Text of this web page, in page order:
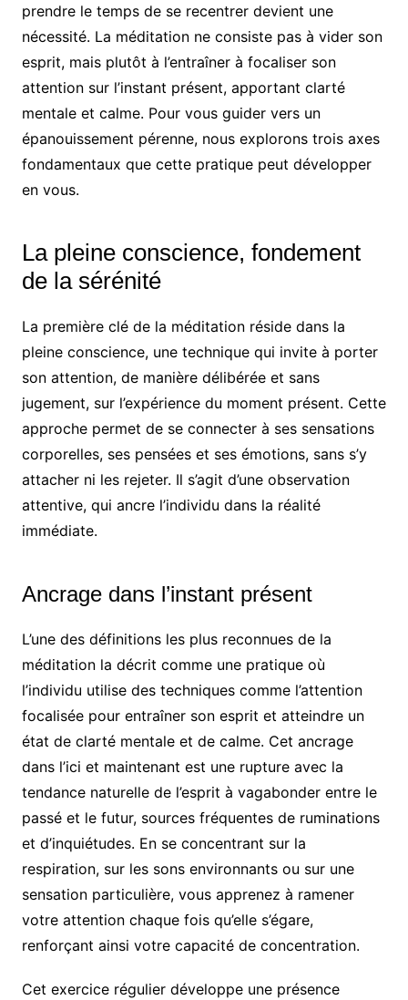
prendre le temps de se recentrer devient une
nécessité. La méditation ne consiste pas à vider son
esprit, mais plutôt à l’entraîner à focaliser son
attention sur l’instant présent, apportant clarté
mentale et calme. Pour vous guider vers un
épanouissement pérenne, nous explorons trois axes
fondamentaux que cette pratique peut développer
en vous.
La pleine conscience, fondement
de la sérénité
La première clé de la méditation réside dans la
pleine conscience, une technique qui invite à porter
son attention, de manière délibérée et sans
jugement, sur l’expérience du moment présent. Cette
approche permet de se connecter à ses sensations
corporelles, ses pensées et ses émotions, sans s’y
attacher ni les rejeter. Il s’agit d’une observation
attentive, qui ancre l’individu dans la réalité
immédiate.
Ancrage dans l’instant présent
L’une des définitions les plus reconnues de la
méditation la décrit comme une pratique où
l’individu utilise des techniques comme l’attention
focalisée pour entraîner son esprit et atteindre un
état de clarté mentale et de calme. Cet ancrage
dans l’ici et maintenant est une rupture avec la
tendance naturelle de l’esprit à vagabonder entre le
passé et le futur, sources fréquentes de ruminations
et d’inquiétudes. En se concentrant sur la
respiration, sur les sons environnants ou sur une
sensation particulière, vous apprenez à ramener
votre attention chaque fois qu’elle s’égare,
renforçant ainsi votre capacité de concentration.
Cet exercice régulier développe une présence